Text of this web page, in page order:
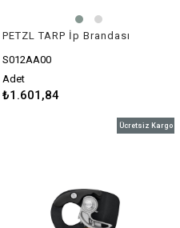
PETZL TARP İp Brandası
S012AA00
Adet
₺1.601,84
Ücretsiz Kargo